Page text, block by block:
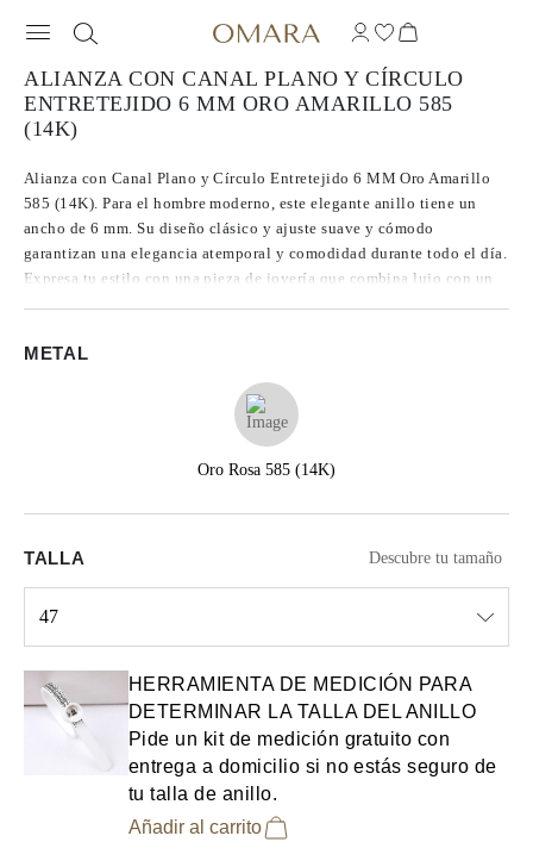
ALIANZA CON CANAL PLANO Y CÍRCULO
ENTRETEJIDO 6 MM ORO AMARILLO 585
(14K)
Alianza con Canal Plano y Círculo Entretejido 6 MM Oro Amarillo
585 (14K). Para el hombre moderno, este elegante anillo tiene un
ancho de 6 mm. Su diseño clásico y ajuste suave y cómodo
garantizan una elegancia atemporal y comodidad durante todo el día.
Expresa tu estilo con una pieza de joyería que combina lujo con un
METAL
Oro Rosa 585 (14K)
TALLA Descubre tu tamaño
47
HERRAMIENTA DE MEDICIÓN PARA
DETERMINAR LA TALLA DEL ANILLO
Pide un kit de medición gratuito con
entrega a domicilio si no estás seguro de
tu talla de anillo.
Añadir al carrito